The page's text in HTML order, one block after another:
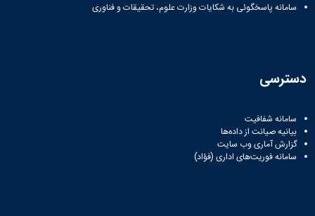
سامانه پاسخگوئی به شکایات وزارت علوم، تحقیقات و فناوری
دسترسی
سامانه شفافیت
بیانیه صیانت از داده‌ها
گزارش آماری وب‌ سایت
سامانه فوریت‌های اداری (فؤاد)